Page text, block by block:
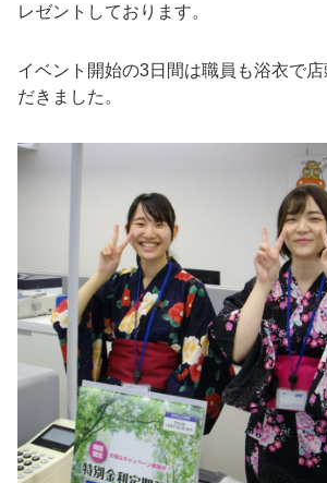
レゼントしております。
イベント開始の3日間は職員も浴衣で
だきました。